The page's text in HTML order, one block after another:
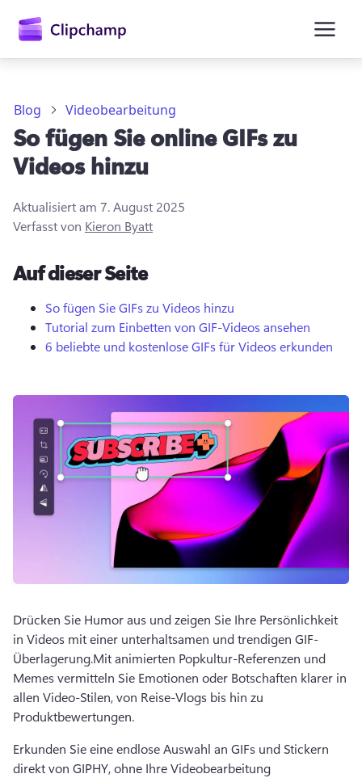
Anmelden
Blog Videobearbeitung
So fügen Sie online GIFs zu
Videos hinzu
Aktualisiert am 7. August 2025
Verfasst von Kieron Byatt
Auf dieser Seite
So fügen Sie GIFs zu Videos hinzu
Tutorial zum Einbetten von GIF-Videos ansehen
6 beliebte und kostenlose GIFs für Videos erkunden
Drücken Sie Humor aus und zeigen Sie Ihre Persönlichkeit
in Videos mit einer unterhaltsamen und trendigen GIF-
Überlagerung.Mit animierten Popkultur-Referenzen und
Memes vermitteln Sie Emotionen oder Botschaften klarer in
allen Video-Stilen, von Reise-Vlogs bis hin zu
Produktbewertungen.
Erkunden Sie eine endlose Auswahl an GIFs und Stickern
direkt von GIPHY, ohne Ihre Videobearbeitung